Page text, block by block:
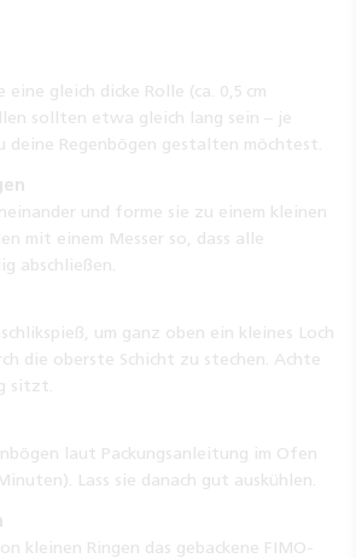
eine gleich dicke Rolle (ca. 0,5 cm
sollten etwa gleich lang sein – je
deine Regenbögen gestalten möchtest.
und forme sie zu einem kleinen
mit einem Messer so, dass alle
abschließen.
um ganz oben ein kleines Loch
die oberste Schicht zu stechen. Achte
sitzt.
laut Packungsanleitung im Ofen
Lass sie danach gut auskühlen.
kleinen Ringen das gebackene FIMO-